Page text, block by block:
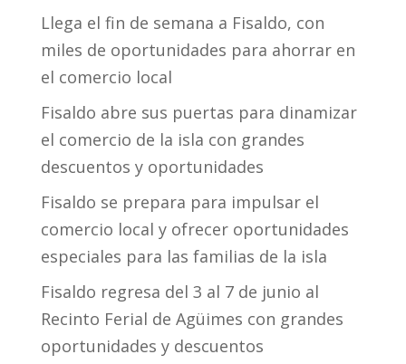
Llega el fin de semana a Fisaldo, con
miles de oportunidades para ahorrar en
el comercio local
Fisaldo abre sus puertas para dinamizar
el comercio de la isla con grandes
descuentos y oportunidades
Fisaldo se prepara para impulsar el
comercio local y ofrecer oportunidades
especiales para las familias de la isla
Fisaldo regresa del 3 al 7 de junio al
Recinto Ferial de Agüimes con grandes
oportunidades y descuentos